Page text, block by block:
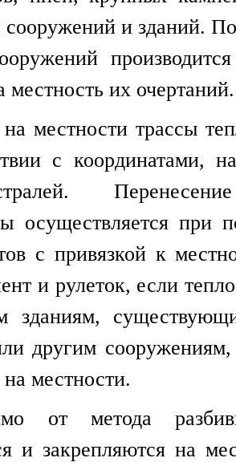
и зданий.
местность их очертаний.
местности трассы
с координатами,
осуществляется при
с привязкой к
и рулеток, если
зданиям,
другим
местности.
от метода
и закрепляются на